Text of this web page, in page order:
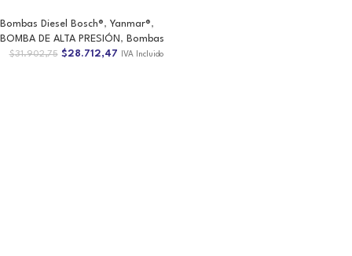
Bombas Diesel Bosch®, Yanmar®,
BOMBA DE ALTA PRESIÓN , Bombas
$31.902,75 $28.712,47 IVA Incluido